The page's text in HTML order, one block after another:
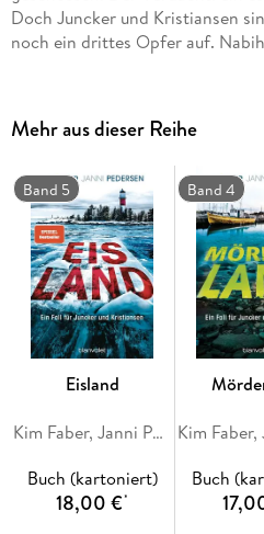
Doch Juncker und Kristiansen
noch ein drittes Opfer auf.
Bruders zerstört haben. Doch
wird es sie das Leben kosten . . .
Sie lieben eiskalten Scandi-
anderen hoch spannenden
Mehr aus dieser Reihe
Band 5
Eisland
Kim Faber, Janni Pedersen
Buch (kartoniert)
18,00 €*
Band 4
Buch